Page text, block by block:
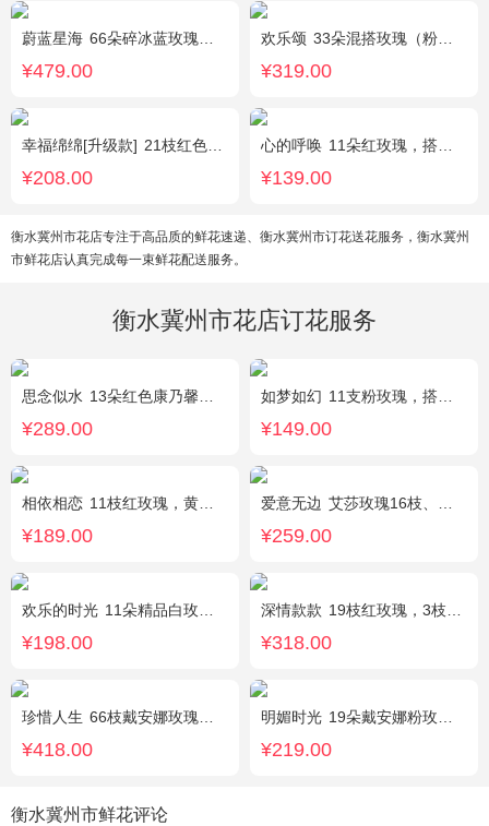
蔚蓝星海 66朵碎冰蓝玫瑰，外围满天星环绕
¥479.00
欢乐颂 33朵混搭玫瑰（粉玫瑰+香槟玫瑰），白色满天星环绕
¥319.00
幸福绵绵[升级款] 21枝红色康乃馨，加拿大黄莺，满天星间插丰满
¥208.00
心的呼唤 11朵红玫瑰，搭配适量黄莺间插。
¥139.00
衡水冀州市花店专注于高品质的鲜花速递、衡水冀州市订花送花服务，衡水冀州
市鲜花店认真完成每一束鲜花配送服务。
衡水冀州市花店订花服务
思念似水 13朵红色康乃馨，5朵粉玫瑰，粉色洋桔梗、红豆、尤加利搭配
¥289.00
如梦如幻 11支粉玫瑰，搭配红豆点缀。
¥149.00
相依相恋 11枝红玫瑰，黄莺、满天星适量点缀，另加2只可爱小熊公仔。(小熊以实物为准)
¥189.00
爱意无边 艾莎玫瑰16枝、白色洋桔梗5枝、尤加利10枝
¥259.00
欢乐的时光 11朵精品白玫瑰，搭配适量黄莺，随机赠送1只可爱小熊。
¥198.00
深情款款 19枝红玫瑰，3枝白百合，3枝粉百合，搭配满天星，绿叶等配材
¥318.00
珍惜人生 66枝戴安娜玫瑰，勿忘我适量围绕。
¥418.00
明媚时光 19朵戴安娜粉玫瑰，尤加利丰满间插，粉色满天星点缀
¥219.00
衡水冀州市鲜花评论